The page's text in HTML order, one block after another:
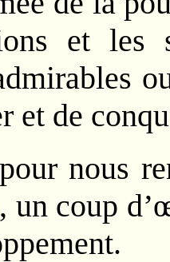
et les
et de
nous
un coup